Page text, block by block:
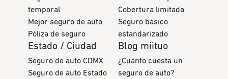
temporal
Mejor seguro de auto
Póliza de seguro
Cobertura limitada
Seguro básico
estandarizado
Estado / Ciudad
Seguro de auto CDMX
Seguro de auto Estado
Blog miituo
¿Cuánto cuesta un
seguro de auto?